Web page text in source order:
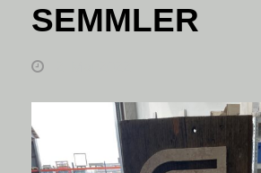
SEMMLER